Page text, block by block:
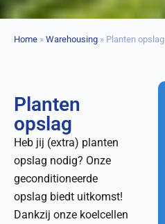
Home » Warehousing » Planten opslag
Planten
opslag
Heb jij (extra) planten
opslag nodig? Onze
geconditioneerde
opslag biedt uitkomst!
Dankzij onze koelcellen